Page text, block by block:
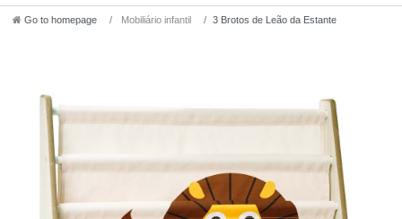
Go to homepage Mobiliário infantil 3 Brotos de Leão da Estante